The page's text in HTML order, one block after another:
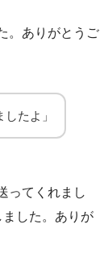
。ありがとうご
たよ」
ってくれまし
した。ありが